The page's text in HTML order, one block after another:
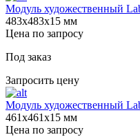
Модуль художественный
483х483х15 мм
Цена по запросу
Под заказ
Запросить цену
Модуль художественный
461х461х15 мм
Цена по запросу